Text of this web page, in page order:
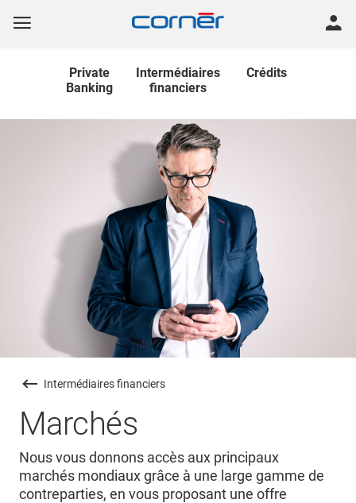
Private
Banking
Intermédiaires
financiers
Crédits
Intermédiaires financiers
Marchés
Nous vous donnons accès aux principaux
marchés mondiaux grâce à une large gamme de
contreparties, en vous proposant une offre